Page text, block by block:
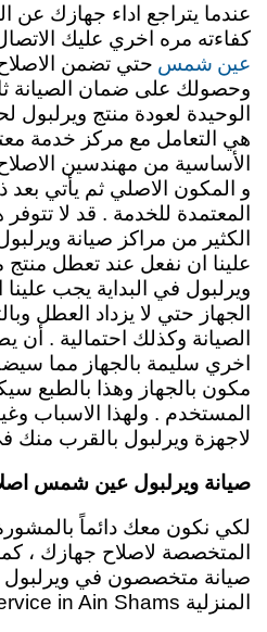
عندما يتراجع اداء جهازك عن
كفاءته مره اخري عليك
عين شمس حتي تضمن الاصلاح
وحصولك على ضمان الصيانة
الوحيدة لعودة منتج ويرلبول
هي التعامل مع مركز خدمة
الأساسية من مهندسين
و المكون الاصلي ثم يأتي
المعتمدة للخدمة . قد لا
الكثير من مراكز صيانة
علينا ان نفعل عند تعطل
ويرلبول في البداية يجب
الجهاز حتي لا يزداد العطل
الصيانة وكذلك احتمالية . أن
اخري سليمة بالجهاز مما
مكون بالجهاز وهذا بالطبع
المستخدم . ولهذا الاسباب
لاجهزة ويرلبول بالقرب
صيانة ويرلبول عين شمس
لكي نكون معك دائماً
المتخصصة لاصلاح جهازك ،
صيانة متخصصون في ويرلبول
المنزلية whirlpool service in Ain Shams